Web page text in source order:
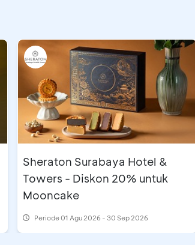
Sheraton Surabaya Hotel &
Towers - Diskon 20% untuk
Mooncake
Periode01 Agu 2026 - 30 Sep 2026